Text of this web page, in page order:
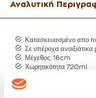
Αναλυτική
Κατασκευασμένο απο
Σε υπέροχα ανοιξιάτικα
Μέγεθος: 16cm
Χωρητικότητα 720ml.
Συνδυάζεται υπέροχα με